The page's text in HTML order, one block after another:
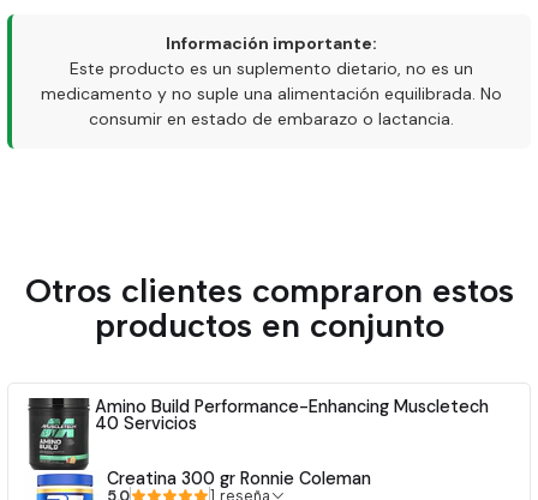
Información importante:
Este producto es un suplemento dietario, no es un
medicamento y no suple una alimentación equilibrada. No
consumir en estado de embarazo o lactancia.
Otros clientes compraron estos
productos en conjunto
Amino Build Performance-Enhancing Muscletech
40 Servicios
Creatina 300 gr Ronnie Coleman
5.0 1 reseña